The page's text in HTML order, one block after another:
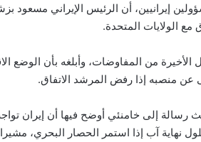
إيرانيين، أن الرئيس الإيراني مسعود
الولايات المتحدة.
من المفاوضات، وأبلغه بأن الوضع
عن منصبه إذا رفض المرشد الاتفاق.
إلى خامنئي أوضح فيها أن إيران
نهاية آب إذا استمر الحصار البحري،